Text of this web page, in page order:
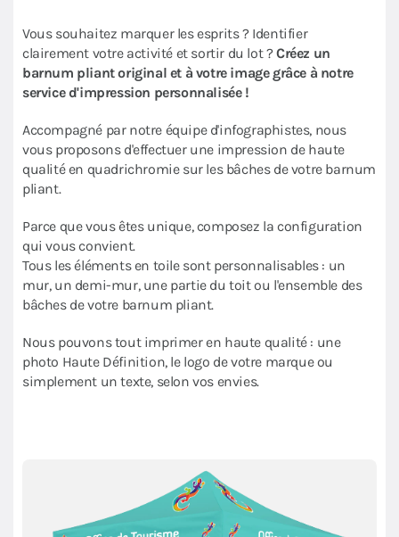
Vous souhaitez marquer les esprits ? Identifier
clairement votre activité et sortir du lot ?Créez un
barnum pliant original et à votre image grâce à notre
service d'impression personnalisée !
Accompagné par notre équipe d'infographistes, nous
vous proposons d'effectuer une impression de haute
qualité en quadrichromie sur les bâches de votre barnum
pliant.
Parce que vous êtes unique, composez la configuration
qui vous convient.
Tous les éléments en toile sont personnalisables : un
mur, un demi-mur, une partie du toit ou l'ensemble des
bâches de votre barnum pliant.
Nous pouvons tout imprimer en haute qualité : une
photo Haute Définition, le logo de votre marque ou
simplement un texte, selon vos envies.